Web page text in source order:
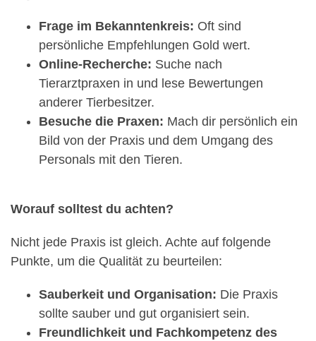
Frage im Bekanntenkreis: Oft sind
persönliche Empfehlungen Gold wert.
Online-Recherche: Suche nach
Tierarztpraxen in und lese Bewertungen
anderer Tierbesitzer.
Besuche die Praxen: Mach dir persönlich ein
Bild von der Praxis und dem Umgang des
Personals mit den Tieren.
Worauf solltest du achten?
Nicht jede Praxis ist gleich. Achte auf folgende
Punkte, um die Qualität zu beurteilen:
Sauberkeit und Organisation: Die Praxis
sollte sauber und gut organisiert sein.
Freundlichkeit und Fachkompetenz des